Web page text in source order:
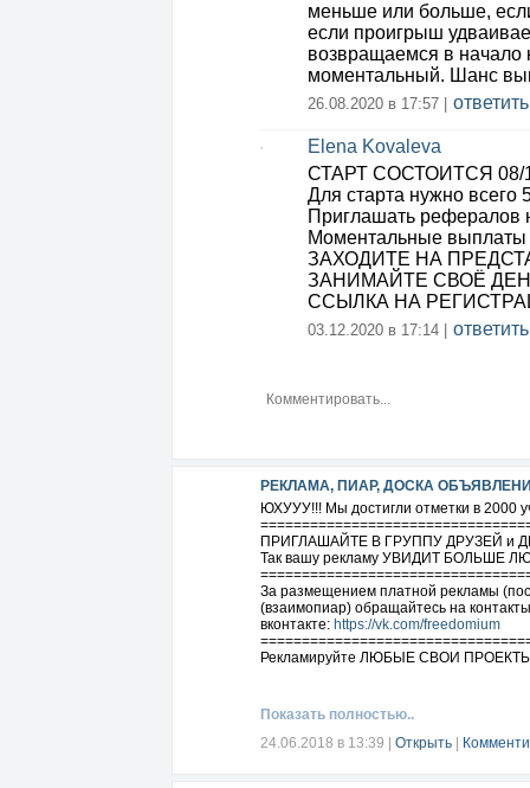
меньше или больше,
если проигрыш
возвращаемся в начало
моментальный. Шанс
26.08.2020 в 17:57 | ответить
Elena Kovaleva
СТАРТ СОСТОИТСЯ 08/
Для старта нужно всего
Приглашать рефералов
Моментальные выплаты
ЗАХОДИТЕ НА
ЗАНИМАЙТЕ СВОЁ
ССЫЛКА НА
03.12.2020 в 17:14 | ответить
РЕКЛАМА, ПИАР, ДОСКА
ЮХУУУ!!! Мы достигли отметки в 2000
ПРИГЛАШАЙТЕ В ГРУППУ ДРУЗЕЙ и
Так вашу рекламу УВИДИТ БОЛЬШЕ
За размещением платной рекламы
(взаимопиар) обращайтесь на
вконтакте: https://vk.com/freedomium
Рекламируйте ЛЮБЫЕ СВОИ ПРОЕКТЫ
Показать полностью..
24.06.2018 в 13:39
Открыть